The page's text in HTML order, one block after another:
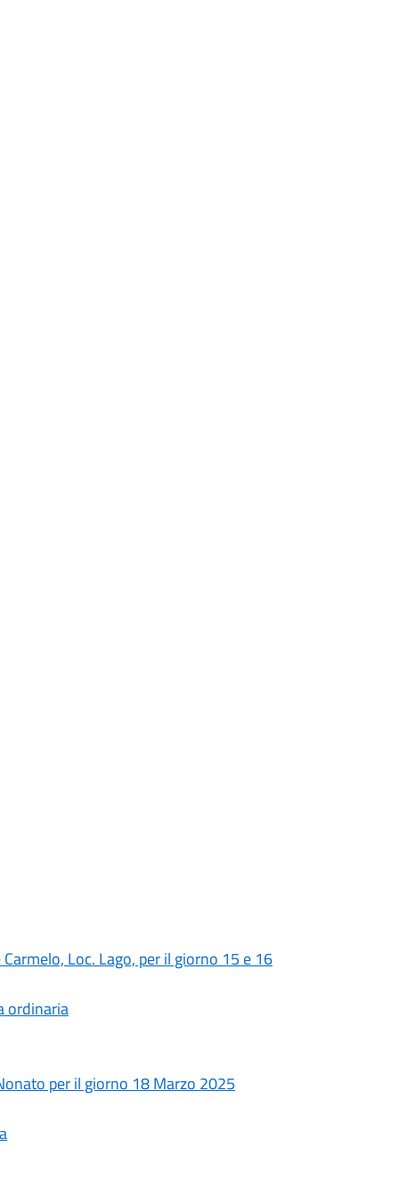
Loc. Lago, per il giorno 15 e 16
ordinaria
per il giorno 18 Marzo 2025